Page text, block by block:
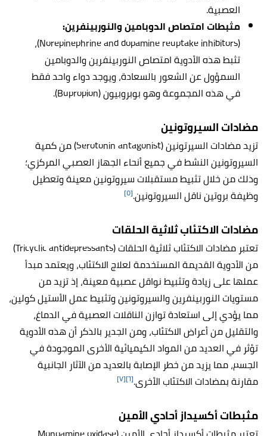
العصبية.
مثبطات امتصاص الدوبامين والنوربينفرين:
(Norepinephrine and dopamine reuptake inhibitors)،
تثبط هذه الأدوية امتصاص النوربينفرين والدوبامين
السمؤول عن الشعور بالسعادة، ويوجد دواء واحد فقط
في هذه المجموعة وهو بوبروبيون (Bupropion).
مضادات السيروتونين
تزيد مضادات السيرتونين (Serotonin antagonist) من كمية
السيروتونين النشط في جميع أنحاء الجهاز العصبي المركزي؛
وذلك من خلال تثبيط مستقبلات سيروتونين معينة وتعطيل
وظيفة بروتين ناقل السيروتونين.[٥]
مضادات الاكتئاب ثلاثية الحلقات
تعتبر مضادات الاكتئاب ثلاثية الحلقات (Tricyclic antidepressants)
من الأدوية القديمة المستخدمة لعلاج الاكتئاب، ويعتمد مبدأ
عملها على زيادة وتثبيط نواقل عصبية معينة، إذ تزيد من
مستويات النوربينفرين والسيروتونين وتثبيط عمل الأستيل كولين،
مما يؤدي إلى استعادة توازن الناقلات العصبية في الدماغ،
والتقليل من أعراض الاكتئاب، ومن الجدير بالذكر أن هذه الأدوية
تؤثر في العديد من المواد الكيميائية الأخرى الموجودة في
الجسم، مما يزيد من خطر الإصابة بالعديد من الآثار الجانبية
مقارنة بمضادات الاكتئاب الأخرى.[٦] [٧]
مثبطات أكسيداز أحادي الأمين